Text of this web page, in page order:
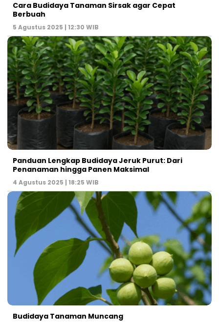
Cara Budidaya Tanaman Sirsak agar Cepat
Berbuah
5 Agustus 2025 | 12:30 WIB
Panduan Lengkap Budidaya Jeruk Purut: Dari
Penanaman hingga Panen Maksimal
4 Agustus 2025 | 18:25 WIB
Budidaya Tanaman Muncang